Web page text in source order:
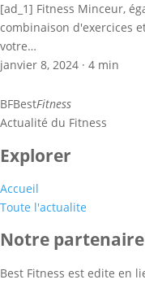
[ad_1] Fitness Minceur,
combinaison d'exercices
votre…
janvier 8, 2024 · 4 min
BFBestFitness
Actualité du Fitness
Explorer
Accueil
Toute l'actualite
Notre partenaire
Best Fitness est edite en